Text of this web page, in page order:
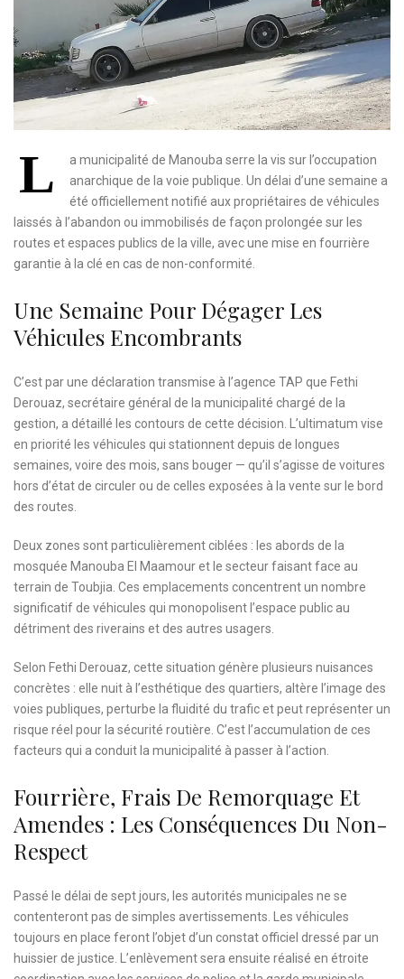
L
a municipalité de Manouba serre la vis sur l’occupation
anarchique de la voie publique. Un délai d’une semaine a
été officiellement notifié aux propriétaires de véhicules
laissés à l’abandon ou immobilisés de façon prolongée sur les
routes et espaces publics de la ville, avec une mise en fourrière
garantie à la clé en cas de non-conformité.
Une Semaine Pour Dégager Les
Véhicules Encombrants
C’est par une déclaration transmise à l’agence TAP que Fethi
Derouaz, secrétaire général de la municipalité chargé de la
gestion, a détaillé les contours de cette décision. L’ultimatum vise
en priorité les véhicules qui stationnent depuis de longues
semaines, voire des mois, sans bouger — qu’il s’agisse de voitures
hors d’état de circuler ou de celles exposées à la vente sur le bord
des routes.
Deux zones sont particulièrement ciblées : les abords de la
mosquée Manouba El Maamour et le secteur faisant face au
terrain de Toubjia. Ces emplacements concentrent un nombre
significatif de véhicules qui monopolisent l’espace public au
détriment des riverains et des autres usagers.
Selon Fethi Derouaz, cette situation génère plusieurs nuisances
concrètes : elle nuit à l’esthétique des quartiers, altère l’image des
voies publiques, perturbe la fluidité du trafic et peut représenter un
risque réel pour la sécurité routière. C’est l’accumulation de ces
facteurs qui a conduit la municipalité à passer à l’action.
Fourrière, Frais De Remorquage Et
Amendes : Les Conséquences Du Non-
Respect
Passé le délai de sept jours, les autorités municipales ne se
contenteront pas de simples avertissements. Les véhicules
toujours en place feront l’objet d’un constat officiel dressé par un
huissier de justice. L’enlèvement sera ensuite réalisé en étroite